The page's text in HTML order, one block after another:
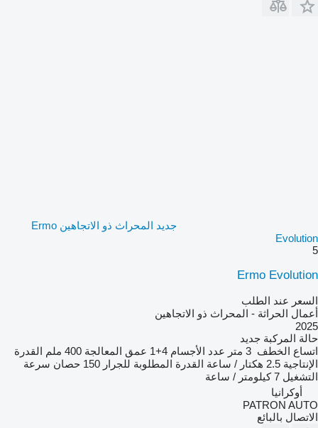
جديد المحراث ذو الاتجاهين Ermo
Evolution
5
Ermo Evolution
السعر عند الطلب
أعمال الحراثة - المحراث ذو الاتجاهين
2025
حالة المركبة جديد
اتساع الخطف 3 متر عدد الأجسام 4+1 عمق المعالجة 400 ملم
القدرة
الإنتاجية 2.5 هكتار / ساعة القدرة المطلوبة للجرار 150 حصان
سرعة
التشغيل 7 كيلومتر / ساعة
أوكرانيا
PATRON AUTO
الاتصال بالبائع